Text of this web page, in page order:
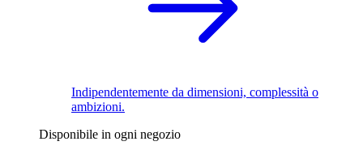
Indipendentemente da dimensioni, complessità o
ambizioni.
Disponibile in ogni negozio